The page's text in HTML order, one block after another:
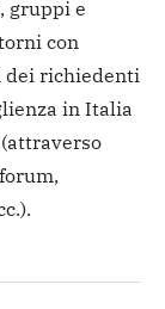
gruppi e
con
dei richiedenti
in Italia